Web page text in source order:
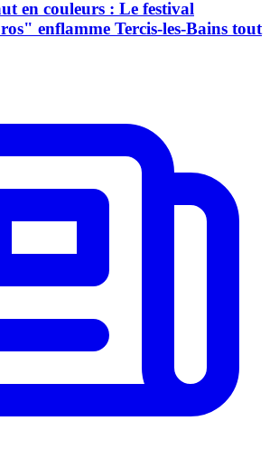
en couleurs : Le festival
enflamme Tercis-les-Bains tout